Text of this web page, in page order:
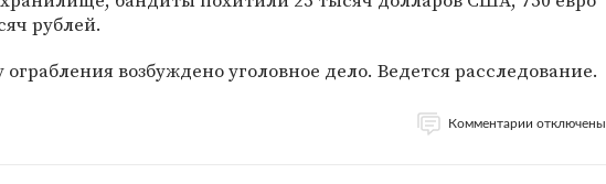
рублей.
возбуждено уголовное дело. Ведется расследование.
Комментарии отключены